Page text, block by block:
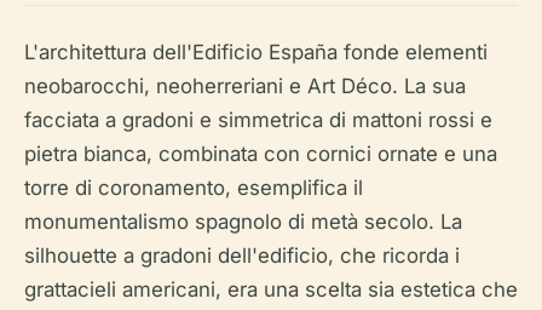
L'architettura dell'Edificio España fonde elementi
neobarocchi, neoherreriani e Art Déco. La sua
facciata a gradoni e simmetrica di mattoni rossi e
pietra bianca, combinata con cornici ornate e una
torre di coronamento, esemplifica il
monumentalismo spagnolo di metà secolo. La
silhouette a gradoni dell'edificio, che ricorda i
grattacieli americani, era una scelta sia estetica che